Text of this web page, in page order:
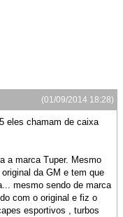
(01/09/2014 18:28)
eles chamam de caixa
a marca Tuper. Mesmo
da GM e tem que
mesmo sendo de marca
com o original e fiz o
esportivos , turbos